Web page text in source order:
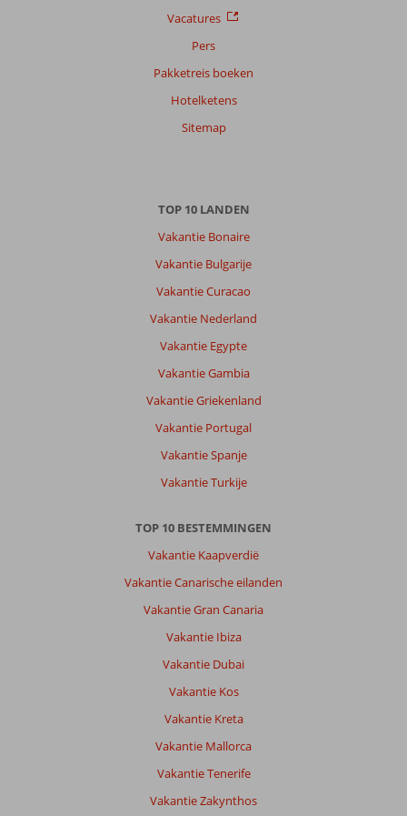
Vacatures
Pers
Pakketreis boeken
Hotelketens
Sitemap
TOP 10 LANDEN
Vakantie Bonaire
Vakantie Bulgarije
Vakantie Curacao
Vakantie Nederland
Vakantie Egypte
Vakantie Gambia
Vakantie Griekenland
Vakantie Portugal
Vakantie Spanje
Vakantie Turkije
TOP 10 BESTEMMINGEN
Vakantie Kaapverdië
Vakantie Canarische eilanden
Vakantie Gran Canaria
Vakantie Ibiza
Vakantie Dubai
Vakantie Kos
Vakantie Kreta
Vakantie Mallorca
Vakantie Tenerife
Vakantie Zakynthos